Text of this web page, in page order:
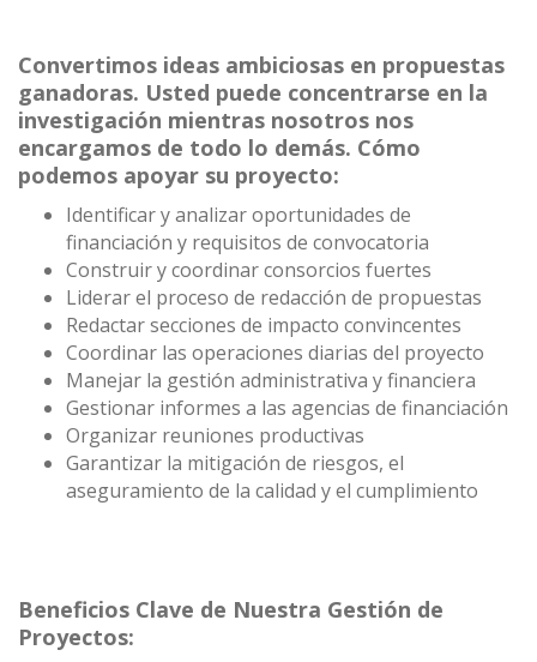
Convertimos ideas ambiciosas en propuestas
ganadoras. Usted puede concentrarse en la
investigación mientras nosotros nos
encargamos de todo lo demás. Cómo
podemos apoyar su proyecto:
Identificar y analizar oportunidades de
financiación y requisitos de convocatoria
Construir y coordinar consorcios fuertes
Liderar el proceso de redacción de propuestas
Redactar secciones de impacto convincentes
Coordinar las operaciones diarias del proyecto
Manejar la gestión administrativa y financiera
Gestionar informes a las agencias de financiación
Organizar reuniones productivas
Garantizar la mitigación de riesgos, el
aseguramiento de la calidad y el cumplimiento
Beneficios Clave de Nuestra Gestión de
Proyectos: